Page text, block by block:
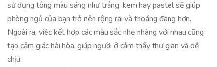
sử dụng tông màu sáng như trắng, kem hay pastel sẽ giúp
phòng ngủ của bạn trở nên rộng rãi và thoáng đãng hơn.
Ngoài ra, việc kết hợp các màu sắc nhẹ nhàng với nhau cũng
tạo cảm giác hài hòa, giúp người ở cảm thấy thư giãn và dễ
chịu.